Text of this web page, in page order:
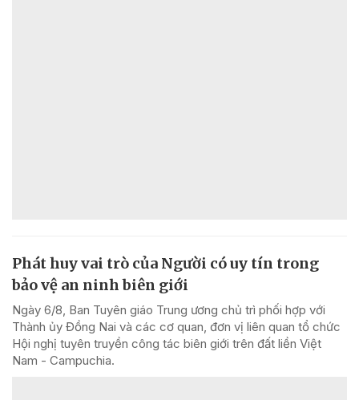
Phát huy vai trò của Người có uy tín trong
bảo vệ an ninh biên giới
Ngày 6/8, Ban Tuyên giáo Trung ương chủ trì phối hợp với
Thành ủy Đồng Nai và các cơ quan, đơn vị liên quan tổ chức
Hội nghị tuyên truyền công tác biên giới trên đất liền Việt
Nam - Campuchia.